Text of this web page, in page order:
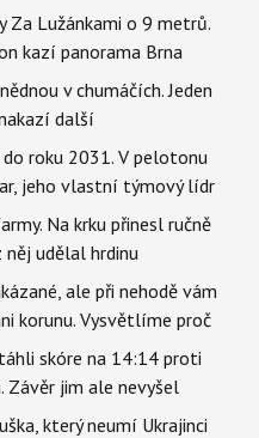
Za Lužánkami o 9 metrů.
kazí panorama Brna
v chumáčích. Jeden
další
roku 2031. V pelotonu
jeho vlastní týmový lídr
Na krku přinesl ručně
něj udělal hrdinu
ale při nehodě vám
korunu. Vysvětlíme proč
skóre na 14:14 proti
Závěr jim ale nevyšel
který neumí Ukrajinci